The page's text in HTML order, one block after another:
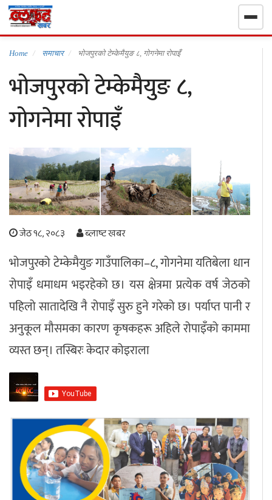
गृहपृष्ठ
निर्वाचन खबर
समाचार
राजनीति
राष्ट्रिय
खेलकुद
स्वास्थ्य
अपराध
छापा समाचार
छापा संस्करण अर्थ
राशिफल
Home समाचार भोजपुरको टेम्केमैयुङ ८, गोगनेमा रोपाइँ
भोजपुरको टेम्केमैयुङ ८,
गोगनेमा रोपाइँ
जेठ १८, २०८३ ब्लाष्ट खबर
भोजपुरको टेम्केमैयुङ गाउँपालिका–८, गोगनेमा यतिबेला धान
रोपाइँ धमाधम भइरहेको छ। यस क्षेत्रमा प्रत्येक वर्ष जेठको
पहिलो सातादेखि नै रोपाइँ सुरु हुने गरेको छ। पर्याप्त पानी र
अनुकूल मौसमका कारण कृषकहरू अहिले रोपाइँको काममा
व्यस्त छन्। तस्बिरः केदार कोइराला